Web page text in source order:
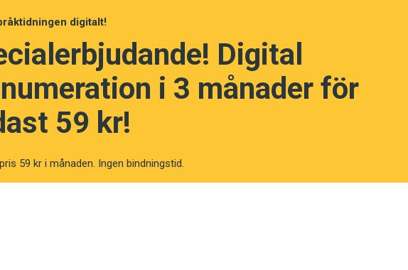
digitalt!
Digital
i 3 månader för
59 kr!
59 kr i månaden. Ingen bindningstid.